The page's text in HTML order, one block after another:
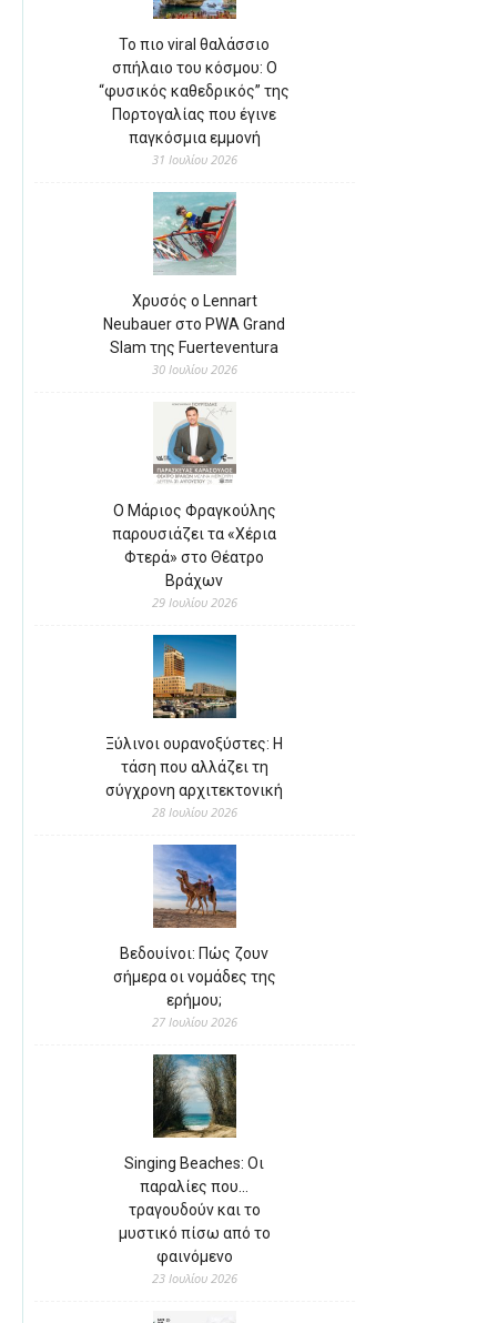
Το πιο viral θαλάσσιο
σπήλαιο του κόσμου: Ο
“φυσικός καθεδρικός” της
Πορτογαλίας που έγινε
παγκόσμια εμμονή
31 Ιουλίου 2026
Χρυσός ο Lennart
Neubauer στο PWA Grand
Slam της Fuerteventura
30 Ιουλίου 2026
Ο Μάριος Φραγκούλης
παρουσιάζει τα «Χέρια
Φτερά» στο Θέατρο
Βράχων
29 Ιουλίου 2026
Ξύλινοι ουρανοξύστες: Η
τάση που αλλάζει τη
σύγχρονη αρχιτεκτονική
28 Ιουλίου 2026
Βεδουίνοι: Πώς ζουν
σήμερα οι νομάδες της
ερήμου;
27 Ιουλίου 2026
Singing Beaches: Οι
παραλίες που…
τραγουδούν και το
μυστικό πίσω από το
φαινόμενο
23 Ιουλίου 2026